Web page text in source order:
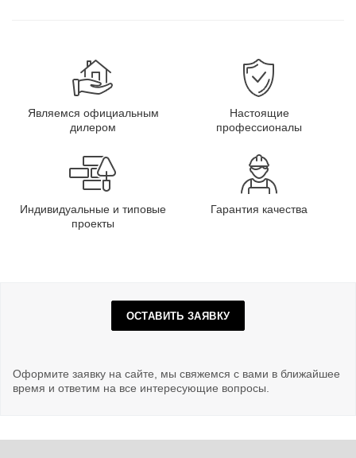
Являемся официальным
дилером
Настоящие
профессионалы
Индивидуальные и типовые
проекты
Гарантия качества
ОСТАВИТЬ ЗАЯВКУ
Оформите заявку на сайте, мы свяжемся с вами в ближайшее
время и ответим на все интересующие вопросы.